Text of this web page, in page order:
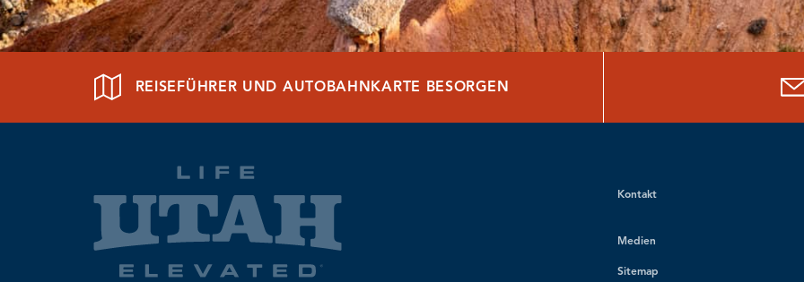
REISEFÜHRER UND AUTOBAHNKARTE BESORGEN
Kontakt
Medien
Sitemap